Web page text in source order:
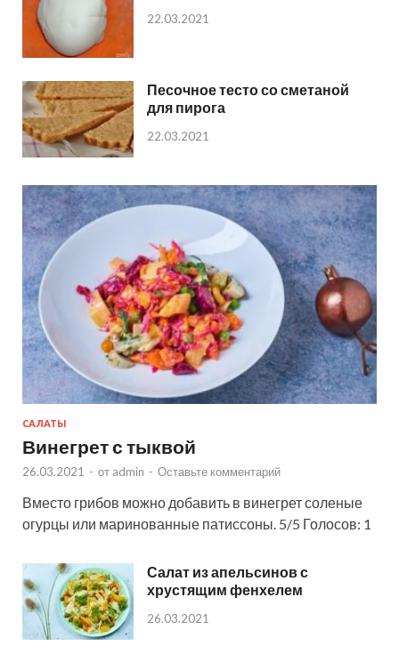
22.03.2021
Песочное тесто со сметаной
для пирога
22.03.2021
САЛАТЫ
Винегрет с тыквой
26.03.2021 - от admin - Оставьте комментарий
Вместо грибов можно добавить в винегрет соленые
огурцы или маринованные патиссоны. 5/5 Голосов: 1
Салат из апельсинов с
хрустящим фенхелем
26.03.2021